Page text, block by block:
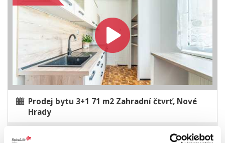
Prodej bytu 3+1 71 m2 Zahradní čtvrť, Nové
Hrady
3 790 000 Kč